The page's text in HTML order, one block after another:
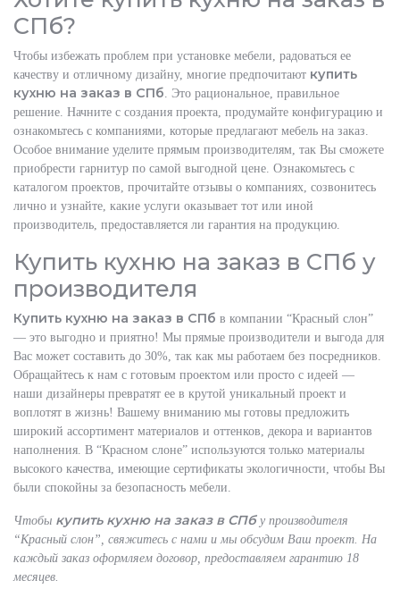
СПб?
Чтобы избежать проблем при установке мебели, радоваться ее
качеству и отличному дизайну, многие предпочитают купить
кухню на заказ в СПб . Это рациональное, правильное
решение. Начните с создания проекта, продумайте конфигурацию и
ознакомьтесь с компаниями, которые предлагают мебель на заказ.
Особое внимание уделите прямым производителям, так Вы сможете
приобрести гарнитур по самой выгодной цене. Ознакомьтесь с
каталогом проектов, прочитайте отзывы о компаниях, созвонитесь
лично и узнайте, какие услуги оказывает тот или иной
производитель, предоставляется ли гарантия на продукцию.
Купить кухню на заказ в СПб у
производителя
Купить кухню на заказ в СПб в компании “Красный слон”
— это выгодно и приятно! Мы прямые производители и выгода для
Вас может составить до 30%, так как мы работаем без посредников.
Обращайтесь к нам с готовым проектом или просто с идеей —
наши дизайнеры превратят ее в крутой уникальный проект и
воплотят в жизнь! Вашему вниманию мы готовы предложить
широкий ассортимент материалов и оттенков, декора и вариантов
наполнения. В “Красном слоне” используются только материалы
высокого качества, имеющие сертификаты экологичности, чтобы Вы
были спокойны за безопасность мебели.
Чтобы купить кухню на заказ в СПбу производителя
“Красный слон”, свяжитесь с нами и мы обсудим Ваш проект. На
каждый заказ оформляем договор, предоставляем гарантию 18
месяцев.